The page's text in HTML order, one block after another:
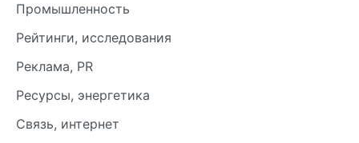
Промышленность
Рейтинги, исследования
Реклама, PR
Ресурсы, энергетика
Связь, интернет